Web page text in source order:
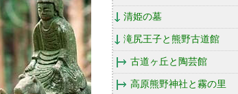
清姫の墓
滝尻王子と熊野古道館
古道ヶ丘と陶芸館
高原熊野神社と霧の里